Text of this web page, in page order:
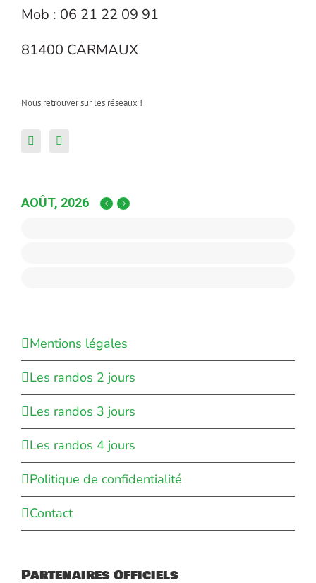
Mob : 06 21 22 09 91
81400 CARMAUX
Nous retrouver sur les réseaux !
AOÛT, 2026
Mentions légales
Les randos 2 jours
Les randos 3 jours
Les randos 4 jours
Politique de confidentialité
Contact
Partenaires Officiels